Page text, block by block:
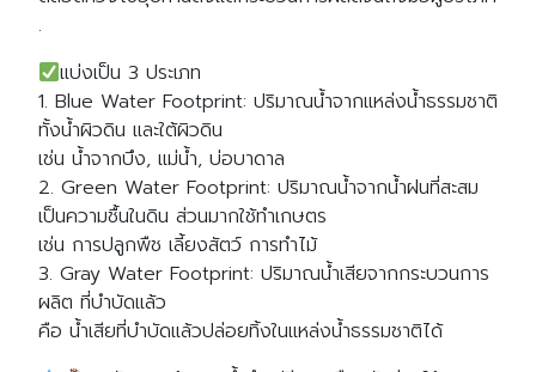
.
แบ่งเป็น 3 ประเภท
1. Blue Water Footprint: ปริมาณน้ำจากแหล่งน้ำธรรมชาติ
ทั้งน้ำผิวดิน และใต้ผิวดิน
เช่น น้ำจากบึง, แม่น้ำ, บ่อบาดาล
2. Green Water Footprint: ปริมาณน้ำจากน้ำฝนที่สะสม
เป็นความชื้นในดิน ส่วนมากใช้ทำเกษตร
เช่น การปลูกพืช เลี้ยงสัตว์ การทำไม้
3. Gray Water Footprint: ปริมาณน้ำเสียจากกระบวนการ
ผลิต ที่บำบัดแล้ว
คือ น้ำเสียที่บำบัดแล้วปล่อยทิ้งในแหล่งน้ำธรรมชาติได้